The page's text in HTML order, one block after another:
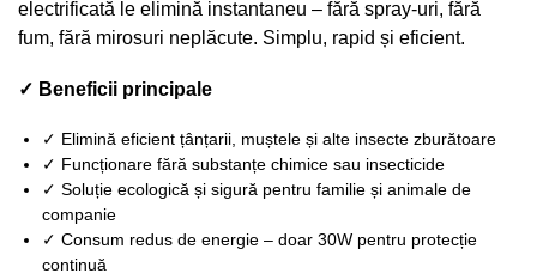
electrificată le elimină instantaneu – fără spray-uri, fără
fum, fără mirosuri neplăcute. Simplu, rapid și eficient.
✓ Beneficii principale
✓ Elimină eficient țânțarii, muștele și alte insecte zburătoare
✓ Funcționare fără substanțe chimice sau insecticide
✓ Soluție ecologică și sigură pentru familie și animale de
companie
✓ Consum redus de energie – doar 30W pentru protecție
continuă